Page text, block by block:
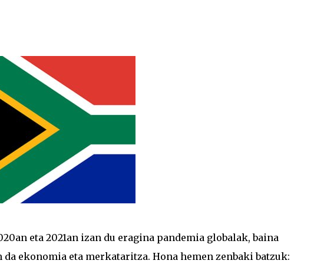
eta 2021an izan du eragina pandemia globalak, baina
ekonomia eta merkataritza. Hona hemen zenbaki batzuk: